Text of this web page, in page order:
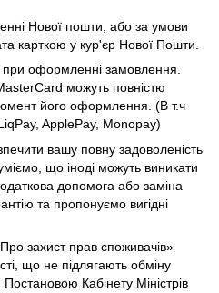
Нової пошти, або за умови
карткою у кур'єр Нової Пошти.
оформленні замовлення.
можуть повністю
його оформлення. (В т.ч
ApplePay, Monopay)
вашу повну задоволеність
що іноді можуть виникати
допомога або заміна
та пропонуємо вигідні
захист прав споживачів»
що не підлягають обміну
Кабінету Міністрів